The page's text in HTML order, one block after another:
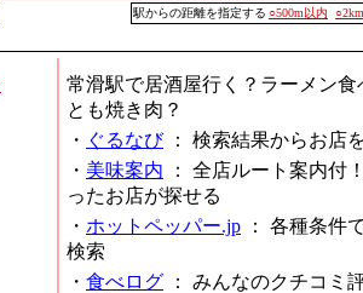
駅からの距離を指定する ○500m以内
常滑駅で居酒屋行く？ラーメン食
とも焼き肉？
・ ぐるなび： 検索結果からお店
・ 美味案内 ： 全店ルート案内付
ったお店が探せる
・ ホットペッパー.jp ： 各種条件
検索
・ 食べログ ： みんなのクチコミ